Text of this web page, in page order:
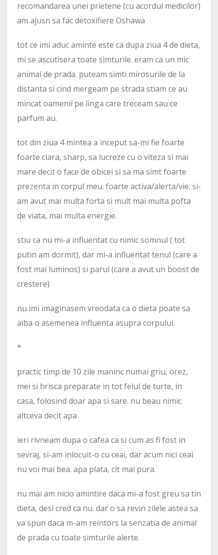
recomandarea unei prietene (cu acordul medicilor)
am ajusn sa fac detoxifiere Oshawa
tot ce imi aduc aminte este ca dupa ziua 4 de dieta,
mi se ascutisera toate simturile. eram ca un mic
animal de prada. puteam simti mirosurile de la
distanta si cind mergeam pe strada stiam ce au
mincat oamenii pe linga care treceam sau ce
parfum au.
tot din ziua 4 mintea a inceput sa-mi fie foarte
foarte clara, sharp, sa lucreze cu o viteza si mai
mare decit o face de obicei si sa ma simt foarte
prezenta in corpul meu. foarte activa/alerta/vie. si-
am avut mai multa forta si mult mai multa pofta
de viata, mai multa energie.
stiu ca nu mi-a influentat cu nimic somnul ( tot
putin am dormit), dar mi-a influentat tenul (care a
fost mai luminos) si parul (care a avut un boost de
crestere)
nu imi imaginasem vreodata ca o dieta poate sa
aiba o asemenea influenta asupra corpului.
*
practic timp de 10 zile maninc numai griu, orez,
mei si hrisca preparate in tot felul de turte, in
casa, folosind doar apa si sare. nu beau nimic
altceva decit apa
ieri rivneam dupa o cafea ca si cum as fi fost in
sevraj, si-am inlocuit-o cu ceai, dar acum nici ceai
nu voi mai bea. apa plata, cit mai pura.
nu mai am nicio amintire daca mi-a fost greu sa tin
dieta, desi cred ca nu. dar o sa revin zilele astea sa
va spun daca m-am reintors la senzatia de animal
de prada cu toate simturile alerte.